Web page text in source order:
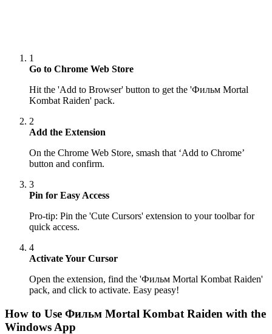
1
Go to Chrome Web Store
Hit the 'Add to Browser' button to get the 'Фильм Mortal
Kombat Raiden' pack.
2
Add the Extension
On the Chrome Web Store, smash that ‘Add to Chrome’
button and confirm.
3
Pin for Easy Access
Pro-tip: Pin the 'Cute Cursors' extension to your toolbar for
quick access.
4
Activate Your Cursor
Open the extension, find the 'Фильм Mortal Kombat Raiden'
pack, and click to activate. Easy peasy!
How to Use Фильм Mortal Kombat Raiden with the
Windows App